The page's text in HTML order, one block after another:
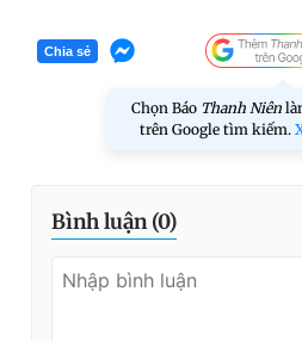
Chia sẻ
Chọn Báo Thanh Niên
trên Google tìm kiếm.
Bình luận (0)